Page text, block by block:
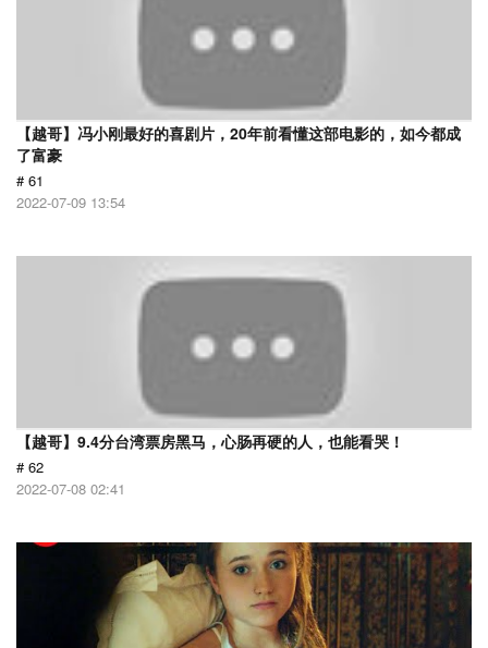
【越哥】冯小刚最好的喜剧片，20年前看懂这部电影的，如今都成
了富豪
# 61
2022-07-09 13:54
【越哥】9.4分台湾票房黑马，心肠再硬的人，也能看哭！
# 62
2022-07-08 02:41